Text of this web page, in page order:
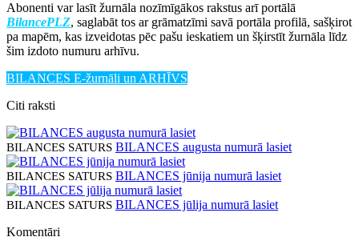
Abonenti var lasīt žurnāla nozīmīgākos rakstus arī portālā
BilancePLZ, saglabāt tos ar grāmatzīmi savā portāla profilā, sašķirot
pa mapēm, kas izveidotas pēc pašu ieskatiem un šķirstīt žurnāla līdz
šim izdoto numuru arhīvu.
BILANCES E-žurnāli un ARHĪVS
Citi raksti
BILANCES SATURS BILANCES augusta numurā lasiet
BILANCES SATURS BILANCES jūnija numurā lasiet
BILANCES SATURS BILANCES jūlija numurā lasiet
Komentāri